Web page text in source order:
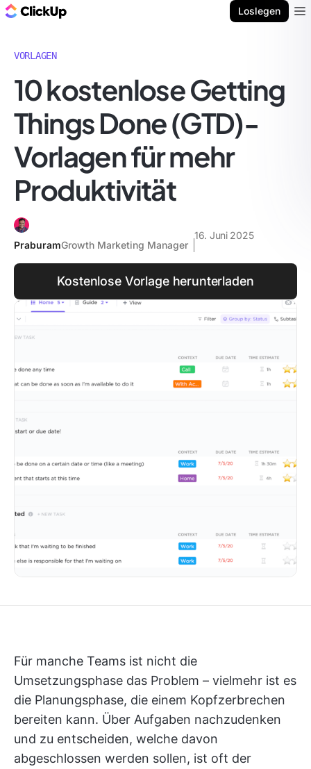
Loslegen
VORLAGEN
10 kostenlose Getting
Things Done (GTD)-
Vorlagen für mehr
Produktivität
PraburamGrowth Marketing Manager
16. Juni 2025
Kostenlose Vorlage herunterladen
Für manche Teams ist nicht die
Umsetzungsphase das Problem – vielmehr ist es
die Planungsphase, die einem Kopfzerbrechen
bereiten kann. Über Aufgaben nachzudenken
und zu entscheiden, welche davon
abgeschlossen werden sollen, ist oft der